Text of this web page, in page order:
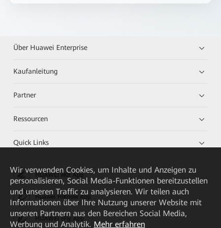
Über Huawei Enterprise
Kaufanleitung
Partner
Ressourcen
Quick Links
HUAWEI eKit App
Huawei HiKnow App
HUAWEI eFly App
Wir verwenden Cookies, um Inhalte und Anzeigen zu
personalisieren, Social Media-Funktionen bereitzustellen
und unseren Traffic zu analysieren. Wir teilen auch
Informationen über Ihre Nutzung unserer Website mit
unseren Partnern aus den Bereichen Social Media,
Werbung und Analytik. Mehr erfahren